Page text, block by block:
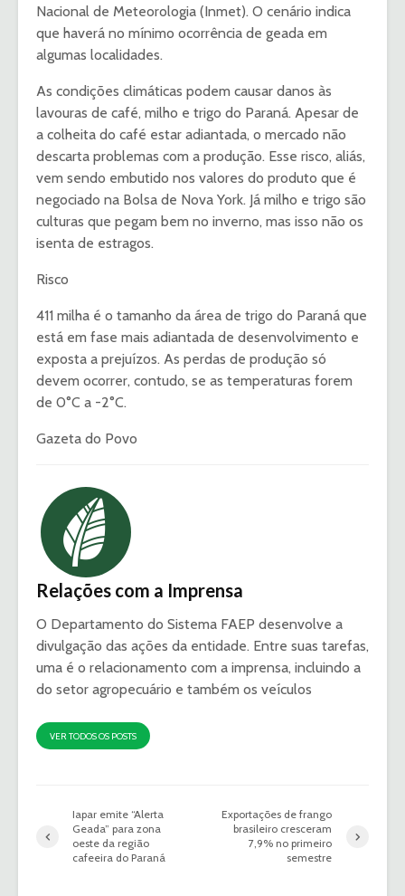
Nacional de Meteorologia (Inmet). O cenário indica
que haverá no mínimo ocorrência de geada em
algumas localidades.
As condições climáticas podem causar danos às
lavouras de café, milho e trigo do Paraná. Apesar de
a colheita do café estar adiantada, o mercado não
descarta problemas com a produção. Esse risco, aliás,
vem sendo embutido nos valores do produto que é
negociado na Bolsa de Nova York. Já milho e trigo são
culturas que pegam bem no inverno, mas isso não os
isenta de estragos.
Risco
411 milha é o tamanho da área de trigo do Paraná que
está em fase mais adiantada de desenvolvimento e
exposta a prejuízos. As perdas de produção só
devem ocorrer, contudo, se as temperaturas forem
de 0°C a -2°C.
Gazeta do Povo
Relações com a Imprensa
O Departamento do Sistema FAEP desenvolve a
divulgação das ações da entidade. Entre suas tarefas,
uma é o relacionamento com a imprensa, incluindo a
do setor agropecuário e também os veículos
VER TODOS OS POSTS
Iapar emite “Alerta
Geada” para zona
oeste da região
cafeeira do Paraná
Exportações de frango
brasileiro cresceram
7,9% no primeiro
semestre